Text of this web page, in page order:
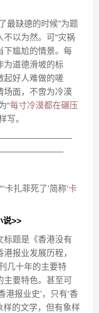
最缺德的时候”为题
以为然。可“灾祸
下尴尬的情景。每
为道德滑坡的标
起好人难做的嗟
场面，不啻为冷漠
“每寸冷漠都在碾压
写。
卡扎菲死了’简称‘卡
说>>
标题是《香港没有
报业发展历程，
几十年的主要特
主要特色。甚至可
港报业史’，只有‘香
样的文学，但有象样